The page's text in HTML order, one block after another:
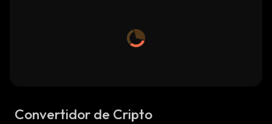
Convertidor de Cripto